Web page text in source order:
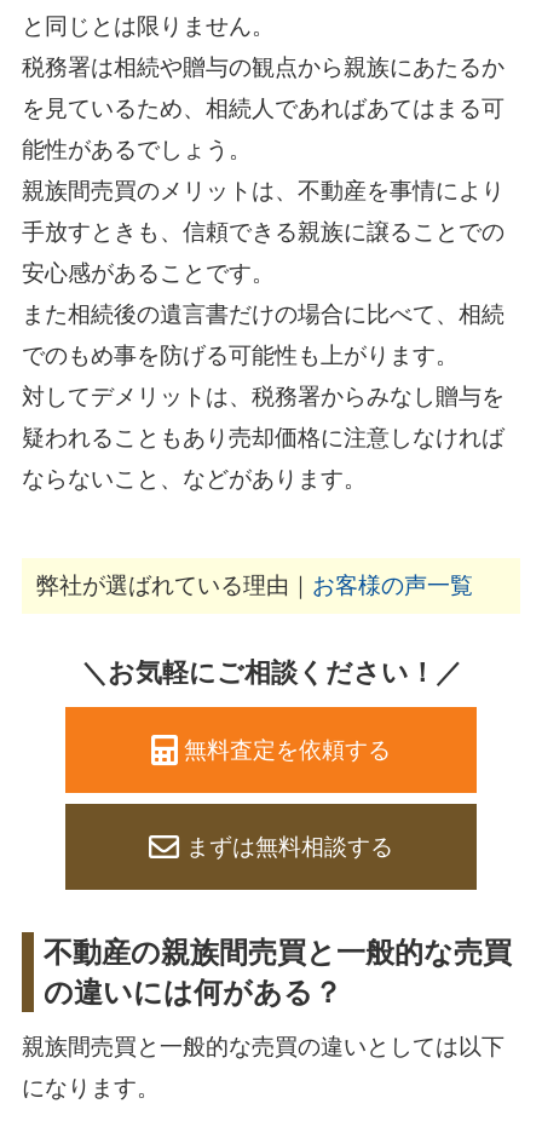
と同じとは限りません。
税務署は相続や贈与の観点から親族にあたるか
を見ているため、相続人であればあてはまる可
能性があるでしょう。
親族間売買のメリットは、不動産を事情により
手放すときも、信頼できる親族に譲ることでの
安心感があることです。
また相続後の遺言書だけの場合に比べて、相続
でのもめ事を防げる可能性も上がります。
対してデメリットは、税務署からみなし贈与を
疑われることもあり売却価格に注意しなければ
ならないこと、などがあります。
弊社が選ばれている理由｜ お客様の声一覧
＼お気軽にご相談ください！／
無料査定を依頼する
まずは無料相談する
不動産の親族間売買と一般的な売買
の違いには何がある？
親族間売買と一般的な売買の違いとしては以下
になります。